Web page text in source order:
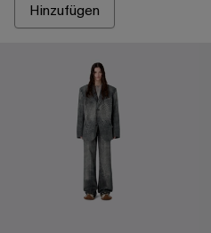
Hinzufügen